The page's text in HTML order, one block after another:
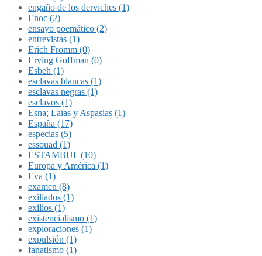
engaño de los derviches (1)
Enoc (2)
ensayo poemático (2)
entrevistas (1)
Erich Fromm (0)
Erving Goffman (0)
Esbeh (1)
esclavas blancas (1)
esclavas negras (1)
esclavos (1)
Esna; Laïas y Aspasias (1)
España (17)
especias (5)
essouad (1)
ESTAMBUL (10)
Europa y América (1)
Eva (1)
examen (8)
exiliados (1)
exilios (1)
existencialismo (1)
exploraciones (1)
expulsión (1)
fanatismo (1)